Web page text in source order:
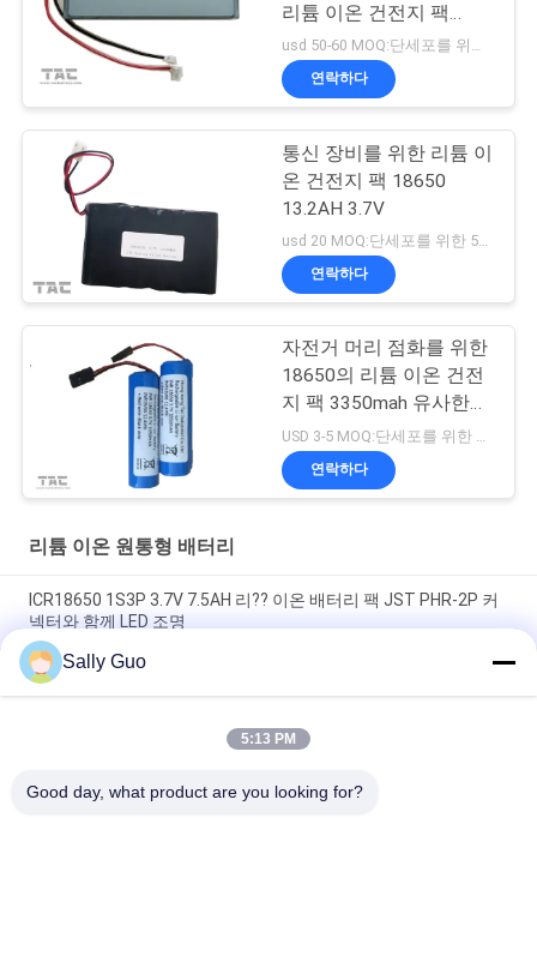
리튬 이온 건전지 팩
14.8v 5.6ah
usd 50-60 MOQ:단세포를 위한 500 PC, 건전지 팩을 위한 50pack
연락하다
통신 장비를 위한 리튬 이
온 건전지 팩 18650
13.2AH 3.7V
usd 20 MOQ:단세포를 위한 500 PC, 건전지 팩을 위한 50pack
연락하다
자전거 머리 점화를 위한
18650의 리튬 이온 건전
지 팩 3350mah 유사한
Panasonic
연락하다
리튬 이온 원통형 배터리
ICR18650 1S3P 3.7V 7.5AH 리?? 이온 배터리 팩 JST PHR-2P 커
넥터와 함께 LED 조명
휴대 전화 INM 7.4V 리튬 이온 2200mAh 팩을 위한 18650 리튬 전
지
3.7 자전거 헤드라이트를 위해 재충전용 볼트 2300mAh 리튬 이온
Sally Guo
5:13 PM
Good day, what product are you looking for?